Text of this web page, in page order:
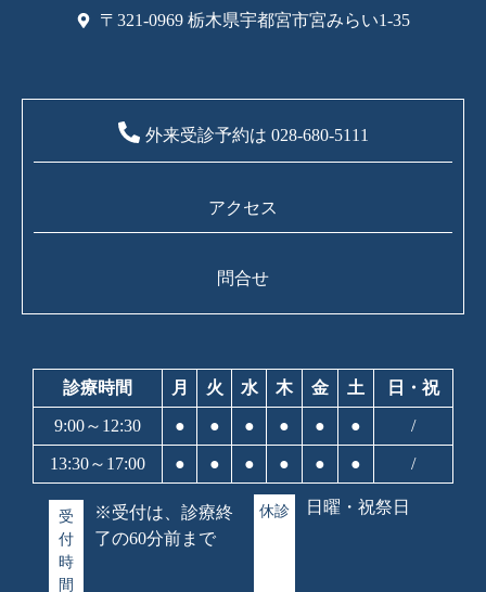
〒321-0969 栃木県宇都宮市宮みらい1-35
外来受診予約は 028-680-5111
アクセス
問合せ
診療時間 月 火 水 木 金 土 日・祝
9:00～12:30 ● ● ● ● ● ● /
13:30～17:00 ● ● ● ● ● ● /
受
付
時
間
※受付は、診療終
了の60分前まで
休診 日曜・祝祭日